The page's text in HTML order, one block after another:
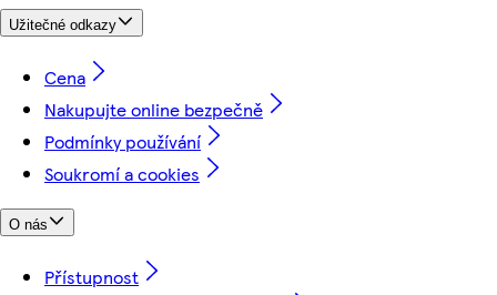
Užitečné odkazy
Cena
Nakupujte online bezpečně
Podmínky používání
Soukromí a cookies
O nás
Přístupnost